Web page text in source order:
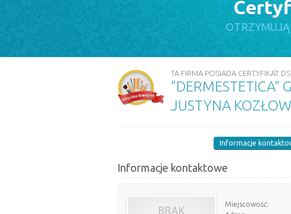
TA FIRMA POSIADA CERTYFIKAT
JUSTYNA
Informacje
Informacje kontaktowe
Miejscowość: